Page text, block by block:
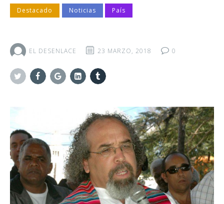
Destacado Noticias País
EL DESENLACE 23 MARZO, 2018 0